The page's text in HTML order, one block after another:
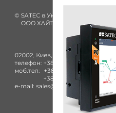
© SATEC в Украине с 2002 года
ООО ХАЙТЕК ЭНЕРГИЯ
02002, Киев, ул. Комбинатная, 25А
телефон: +38 (044) 332-84-27
моб.тел:
+38 (050) 753-40-93
+38 (096) 436-73-38
e-mail: sales@satec-global.com.ua